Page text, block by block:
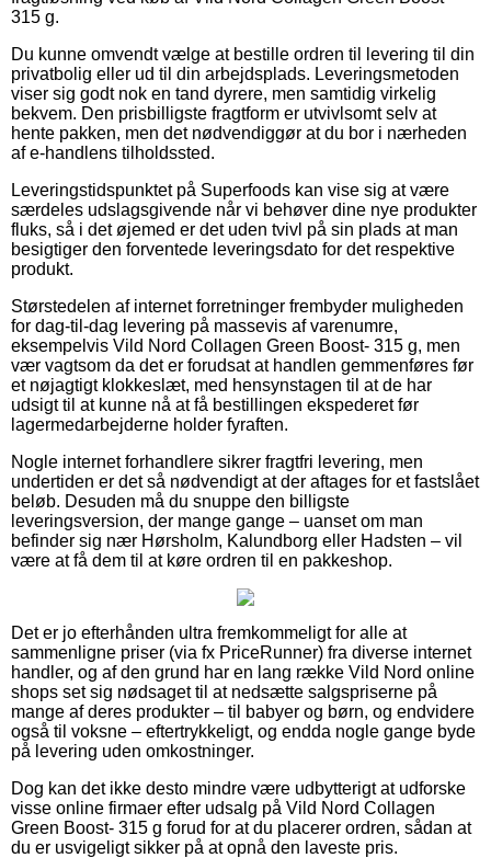
315 g.
Du kunne omvendt vælge at bestille ordren til levering til din
privatbolig eller ud til din arbejdsplads. Leveringsmetoden
viser sig godt nok en tand dyrere, men samtidig virkelig
bekvem. Den prisbilligste fragtform er utvivlsomt selv at
hente pakken, men det nødvendiggør at du bor i nærheden
af e-handlens tilholdssted.
Leveringstidspunktet på Superfoods kan vise sig at være
særdeles udslagsgivende når vi behøver dine nye produkter
fluks, så i det øjemed er det uden tvivl på sin plads at man
besigtiger den forventede leveringsdato for det respektive
produkt.
Størstedelen af internet forretninger frembyder muligheden
for dag-til-dag levering på massevis af varenumre,
eksempelvis Vild Nord Collagen Green Boost- 315 g, men
vær vagtsom da det er forudsat at handlen gemmenføres før
et nøjagtigt klokkeslæt, med hensynstagen til at de har
udsigt til at kunne nå at få bestillingen ekspederet før
lagermedarbejderne holder fyraften.
Nogle internet forhandlere sikrer fragtfri levering, men
undertiden er det så nødvendigt at der aftages for et fastslået
beløb. Desuden må du snuppe den billigste
leveringsversion, der mange gange – uanset om man
befinder sig nær Hørsholm, Kalundborg eller Hadsten – vil
være at få dem til at køre ordren til en pakkeshop.
Det er jo efterhånden ultra fremkommeligt for alle at
sammenligne priser (via fx PriceRunner) fra diverse internet
handler, og af den grund har en lang række Vild Nord online
shops set sig nødsaget til at nedsætte salgspriserne på
mange af deres produkter – til babyer og børn, og endvidere
også til voksne – eftertrykkeligt, og endda nogle gange byde
på levering uden omkostninger.
Dog kan det ikke desto mindre være udbytterigt at udforske
visse online firmaer efter udsalg på Vild Nord Collagen
Green Boost- 315 g forud for at du placerer ordren, sådan at
du er usvigeligt sikker på at opnå den laveste pris.